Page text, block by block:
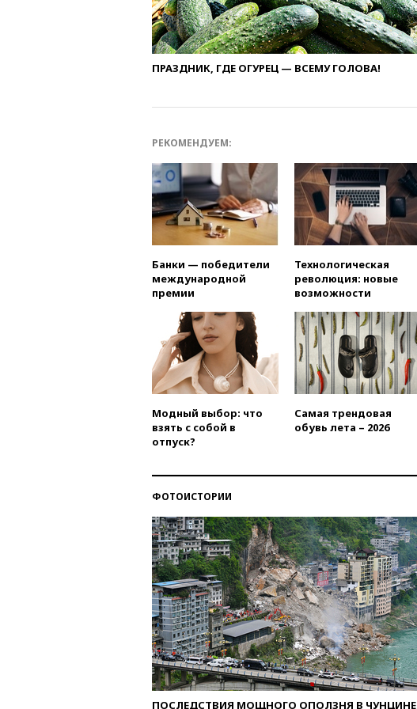
ПРАЗДНИК, ГДЕ ОГУРЕЦ — ВСЕМУ ГОЛОВА!
РЕКОМЕНДУЕМ:
Банки — победители
международной
премии
Технологическая
революция: новые
возможности
Модный выбор: что
взять с собой в
отпуск?
Самая трендовая
обувь лета – 2026
ФОТОИСТОРИИ
ПОСЛЕДСТВИЯ МОЩНОГО ОПОЛЗНЯ В ЧУНЦИНЕ